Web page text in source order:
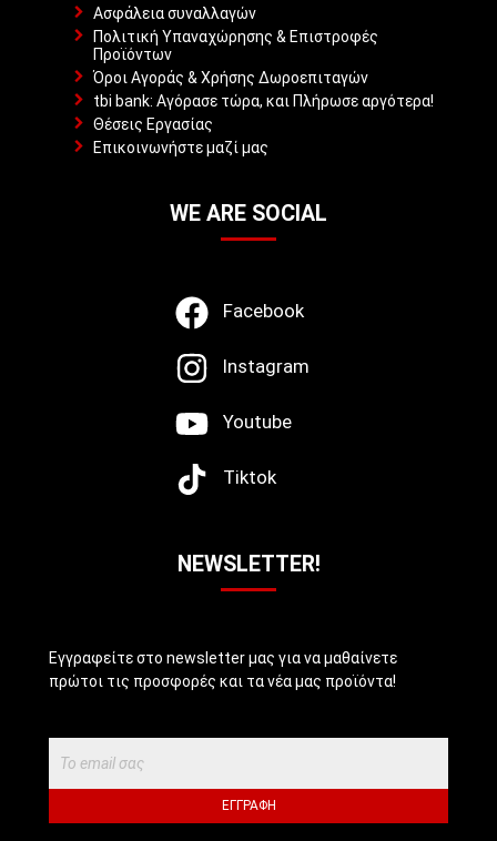
Ασφάλεια συναλλαγών
Πολιτική Υπαναχώρησης & Επιστροφές
Προϊόντων
Όροι Αγοράς & Χρήσης Δωροεπιταγών
tbi bank: Αγόρασε τώρα, και Πλήρωσε αργότερα!
Θέσεις Εργασίας
Επικοινωνήστε μαζί μας
WE ARE SOCIAL
Facebook
Instagram
Youtube
Tiktok
NEWSLETTER!
Εγγραφείτε στο newsletter μας για να μαθαίνετε
πρώτοι τις προσφορές και τα νέα μας προϊόντα!
ΕΓΓΡΑΦΉ